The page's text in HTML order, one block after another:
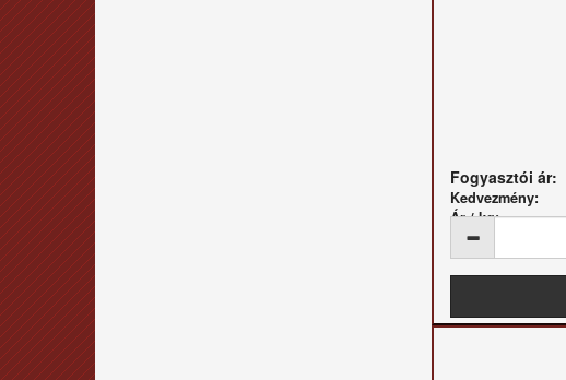
Fogyasztói ár:
Kedvezmény:
Ár / kg: